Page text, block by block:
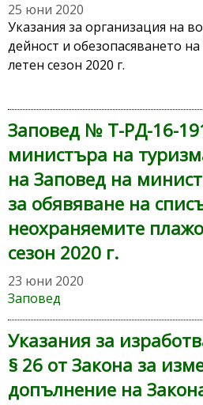
25 юни 2020
Указания за организация на
дейност и обезопасяването
летен сезон 2020 г.
Заповед № Т-РД-16-
министъра на
на Заповед на
за обявяване на
неохраняемите
сезон 2020 г.
23 юни 2020
Заповед
Указания за
§ 26 от Закона за
допълнение на